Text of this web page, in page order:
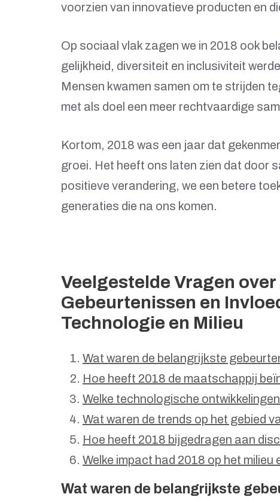
voorzien van innovatieve producten en
Op sociaal vlak zagen we in 2018 ook
gelijkheid, diversiteit en inclusiviteit
Mensen kwamen samen om te strijden
met als doel een meer rechtvaardige
Kortom, 2018 was een jaar dat
groei. Het heeft ons laten zien dat door
positieve verandering, we een betere
generaties die na ons komen.
Veelgestelde Vragen
Gebeurtenissen en
Technologie en Milieu
Wat waren de belangrijkste
Hoe heeft 2018 de maatschappij
Welke technologische
Wat waren de trends op het gebied
Hoe heeft 2018 bijgedragen aan
Welke impact had 2018 op het milieu
Wat waren de belangrijkste